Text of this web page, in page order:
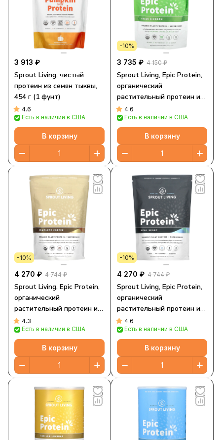
3 913 ₽
Sprout Living, чистый
протеин из семян тыквы,
454 г (1 фунт)
4.6
Есть в наличии в США
В корзину
-10%
3 735 ₽ 4 150 ₽
Sprout Living, Epic Protein,
органический
растительный протеин и
суперпродукты, Green
Kingdom, 455 г (1 фунт)
4.6
Есть в наличии в США
В корзину
-10%
4 270 ₽ 4 744 ₽
Sprout Living, Epic Protein,
органический
растительный протеин и
суперфуды, оригинальный
кофе, 494 г (1,1 фунта)
4.3
Есть в наличии в США
В корзину
-10%
4 270 ₽ 4 744 ₽
Sprout Living, Epic Protein,
органический
растительный протеин и
суперпродукты, Real Sport,
494 г (1,1 фунта)
4.6
Есть в наличии в США
В корзину